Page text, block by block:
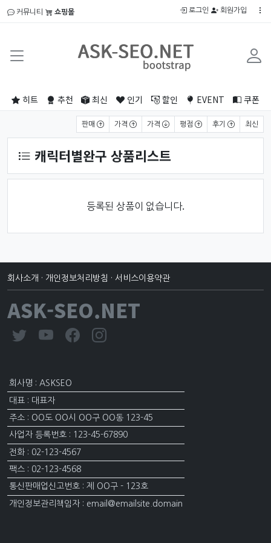
커뮤니티 쇼핑몰 로그인 회원가입
히트 추천 최신 인기 할인 EVENT 쿠폰
판매 가격 가격 평점 후기 최신
캐릭터별완구 상품리스트
등록된 상품이 없습니다.
회사소개 · 개인정보처리방침 · 서비스이용약관
ASK-SEO.NET
회사명 : ASKSEO
대표 : 대표자
주소 : OO도 OO시 OO구 OO동 123-45
사업자 등록번호 : 123-45-67890
전화 : 02-123-4567
팩스 : 02-123-4568
통신판매업신고번호 : 제 OO구 - 123호
개인정보관리책임자 : email@emailsite.domain